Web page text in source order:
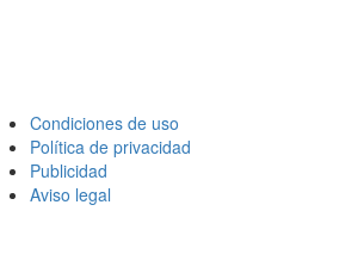
Condiciones de uso
Política de privacidad
Publicidad
Aviso legal